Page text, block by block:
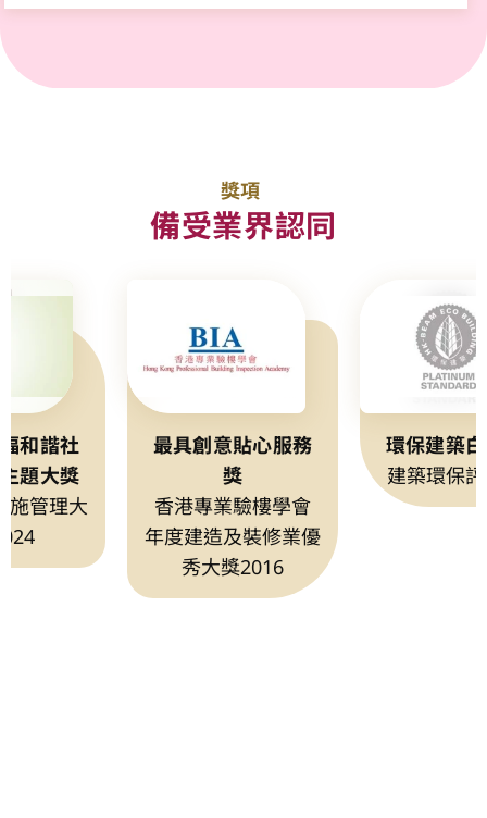
獎項
備受業界認同
和諧社
題大獎
施管理大
最具創意貼心服務
獎
香港專業驗樓學會
年度建造及裝修業優
秀大獎2016
環保建築
建築環保